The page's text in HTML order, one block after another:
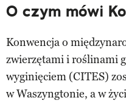
O czym mówi
Konwencja o
zwierzętami i roślinami
wyginięciem (CITES)
w Waszyngtonie, a w